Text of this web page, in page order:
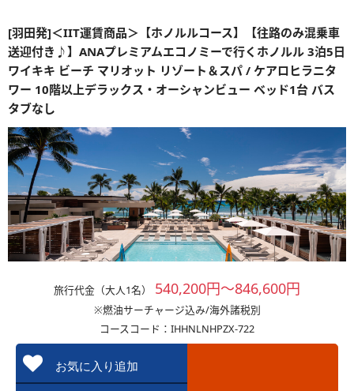
[羽田発]＜IIT運賃商品＞【ホノルルコース】【往路のみ混乗車
送迎付き♪】ANAプレミアムエコノミーで行くホノルル 3泊5日
ワイキキ ビーチ マリオット リゾート＆スパ / ケアロヒラニタ
ワー 10階以上デラックス・オーシャンビュー ベッド1台 バス
タブなし
旅行代金（大人1名） 540,200円～846,600円
※燃油サーチャージ込み/海外諸税別
コースコード：IHHNLNHPZX-722
お気に入り追加